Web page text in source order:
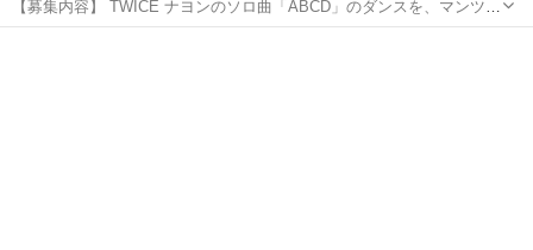
【募集内容】 TWICE ナヨンのソロ曲「ABCD」のダンスを、マンツー
マンでコピーできるレッスンを希望！ ・完全コピー（振り付け通りに